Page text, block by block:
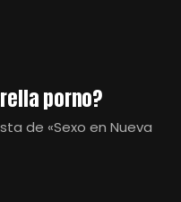
porno?
de «Sexo en Nueva